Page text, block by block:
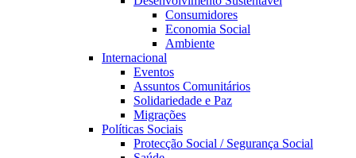
Consumidores
Economia Social
Ambiente
Internacional
Eventos
Assuntos Comunitários
Solidariedade e Paz
Migrações
Políticas Sociais
Protecção Social / Segurança Social